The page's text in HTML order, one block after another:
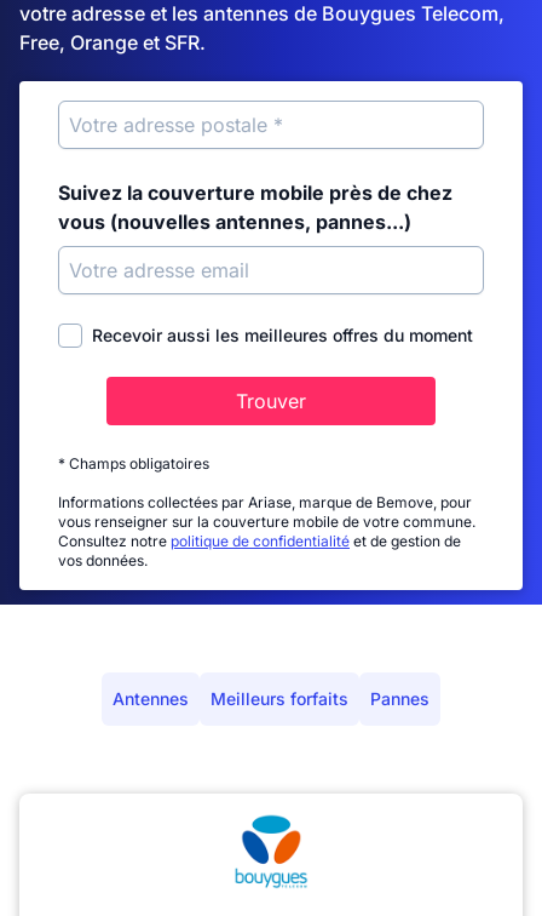
votre adresse et les antennes de Bouygues Telecom,
Free, Orange et SFR.
Suivez la couverture mobile près de chez
vous (nouvelles antennes, pannes...)
Recevoir aussi les meilleures offres du moment
Trouver
* Champs obligatoires
Informations collectées par Ariase, marque de Bemove, pour
vous renseigner sur la couverture mobile de votre commune.
Consultez notre politique de confidentialité et de gestion de
vos données.
Antennes Meilleurs forfaits Pannes